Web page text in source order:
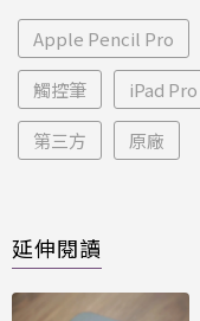
Apple Pencil Pro
觸控筆 iPad Pro
第三方 原廠
延伸閱讀